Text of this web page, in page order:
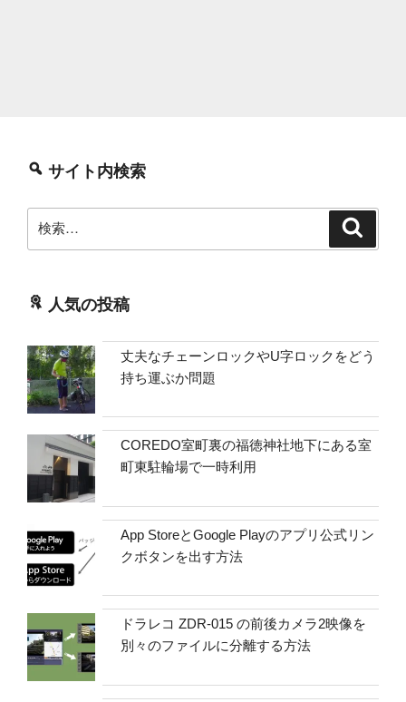
サイト内検索
索:
人気の投稿
丈夫なチェーンロックやU字ロックをどう
持ち運ぶか問題
COREDO室町裏の福徳神社地下にある室
町東駐輪場で一時利用
App StoreとGoogle Playのアプリ公式リン
クボタンを出す方法
ドラレコ ZDR-015 の前後カメラ2映像を
別々のファイルに分離する方法